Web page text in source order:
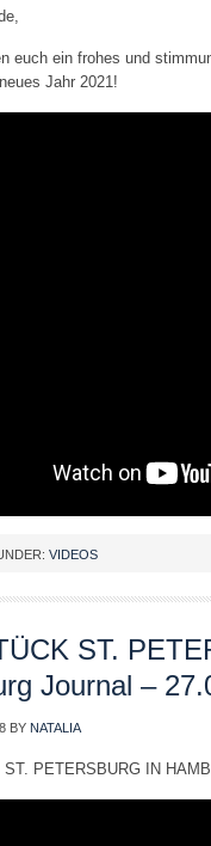
euch ein frohes und
Jahr 2021!
VIDEOS
ST.
Journal –
BY NATALIA
ST. PETERSBURG IN